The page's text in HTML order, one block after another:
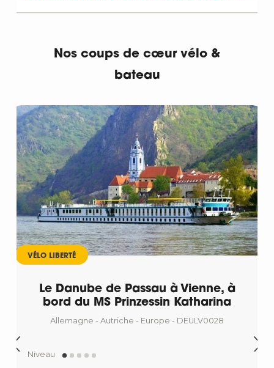
Nos coups de cœur vélo &
bateau
VÉLO LIBERTÉ
Le Danube de Passau à Vienne, à
bord du MS Prinzessin Katharina
Allemagne - Autriche - Europe - DEULV0028
Niveau